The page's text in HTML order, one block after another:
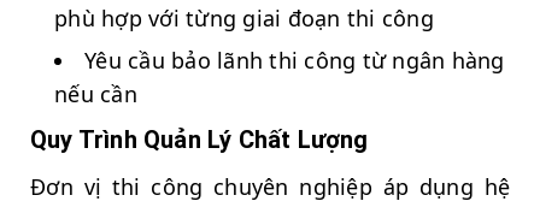
phù hợp với từng giai đoạn thi công
Yêu cầu bảo lãnh thi công từ ngân hàng
nếu cần
Quy Trình Quản Lý Chất Lượng
Đơn vị thi công chuyên nghiệp áp dụng hệ